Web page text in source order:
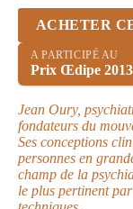
ACHETER
A PARTICIPÉ AU
Prix Œdipe 2013
Jean Oury,
fondateurs du
Ses conceptions
personnes en
champ de la
le plus pertinent